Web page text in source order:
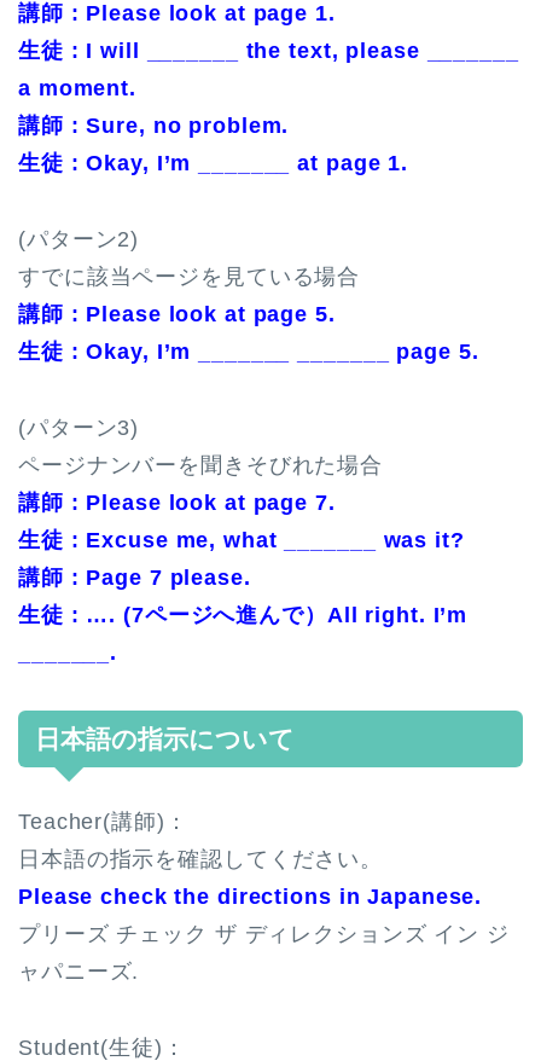
講師 : Please look at page 1.
生徒 : I will _______ the text, please _______
a moment.
講師 : Sure, no problem.
生徒 : Okay, I’m _______ at page 1.
(パターン2)
すでに該当ページを見ている場合
講師 : Please look at page 5.
生徒 : Okay, I’m _______ _______ page 5.
(パターン3)
ページナンバーを聞きそびれた場合
講師 : Please look at page 7.
生徒 : Excuse me, what _______ was it?
講師 : Page 7 please.
生徒 : …. (7ページへ進んで）All right. I’m
_______.
日本語の指示について
Teacher(講師)：
日本語の指示を確認してください。
Please check the directions in Japanese.
プリーズ チェック ザ ディレクションズ イン ジ
ャパニーズ.
Student(生徒)：